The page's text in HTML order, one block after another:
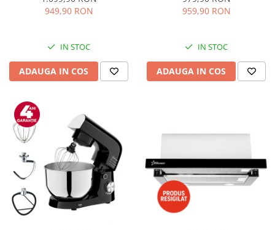
reversibile, H 143 cm, Argintiu
949,90 RON
IN STOC
ADAUGA IN COS
959,90 RON
IN STOC
ADAUGA IN COS